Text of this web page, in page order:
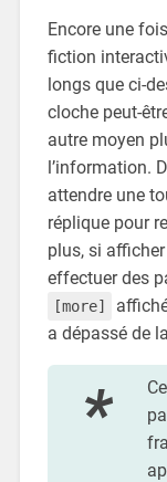
Encore une
fiction
longs que ci-
cloche peut-
autre moyen
l’information.
attendre une
réplique pour
plus, si
effectuer des
[more]
a dépassé de